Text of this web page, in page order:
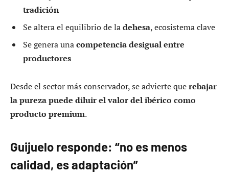
tradición
Se altera el equilibrio de ladehesa, ecosistema clave
Se genera unacompetencia desigual entre
productores
Desde el sector más conservador, se advierte querebajar
la pureza puede diluir el valor del ibérico como
producto premium.
Guijuelo responde: “no es menos
calidad, es adaptación”